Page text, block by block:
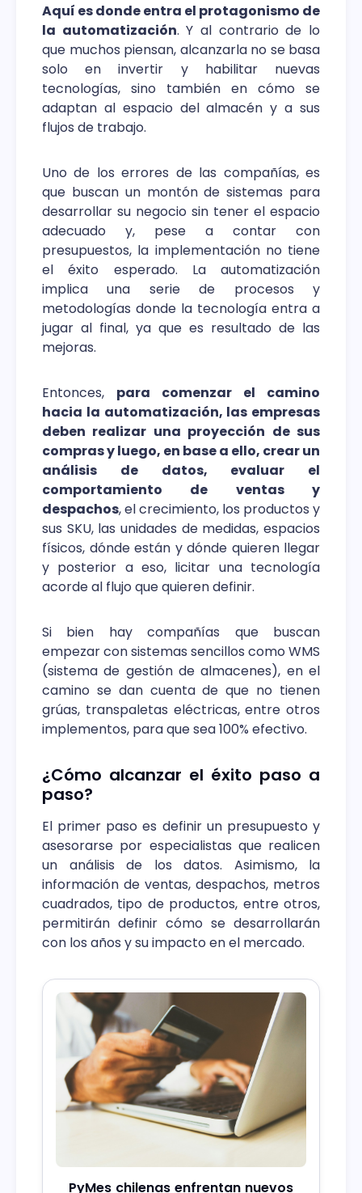
Aquí es donde entra el protagonismo de
la automatización. Y al contrario de lo
que muchos piensan, alcanzarla no se basa
solo en invertir y habilitar nuevas
tecnologías, sino también en cómo se
adaptan al espacio del almacén y a sus
flujos de trabajo.
Uno de los errores de las compañías, es
que buscan un montón de sistemas para
desarrollar su negocio sin tener el espacio
adecuado y, pese a contar con
presupuestos, la implementación no tiene
el éxito esperado. La automatización
implica una serie de procesos y
metodologías donde la tecnología entra a
jugar al final, ya que es resultado de las
mejoras.
Entonces, para comenzar el camino
hacia la automatización, las empresas
deben realizar una proyección de sus
compras y luego, en base a ello, crear un
análisis de datos, evaluar el
comportamiento de ventas y
despachos, el crecimiento, los productos y
sus SKU, las unidades de medidas, espacios
físicos, dónde están y dónde quieren llegar
y posterior a eso, licitar una tecnología
acorde al flujo que quieren definir.
Si bien hay compañías que buscan
empezar con sistemas sencillos como WMS
(sistema de gestión de almacenes), en el
camino se dan cuenta de que no tienen
grúas, transpaletas eléctricas, entre otros
implementos, para que sea 100% efectivo.
¿Cómo alcanzar el éxito paso a
paso?
El primer paso es definir un presupuesto y
asesorarse por especialistas que realicen
un análisis de los datos. Asimismo, la
información de ventas, despachos, metros
cuadrados, tipo de productos, entre otros,
permitirán definir cómo se desarrollarán
con los años y su impacto en el mercado.
PyMes chilenas enfrentan nuevos